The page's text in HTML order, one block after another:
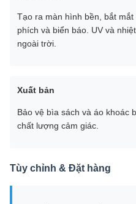
Tạo ra màn hình bền, bắt
phích và biển báo. UV và
ngoài trời.
Xuất bản
Bảo vệ bìa sách và áo khoác
chất lượng cảm giác.
Tùy chỉnh & Đặt hàng